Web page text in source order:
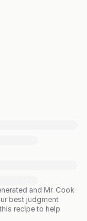
and Mr. Cook
best judgment
recipe to help